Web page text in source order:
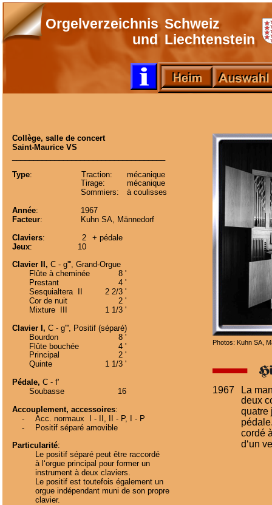
1967
La
deux
quatre
cordé
d‘un
Photos: Kuhn SA,
Collège, salle de concert
Saint-Maurice VS
Type: Traction:
mécanique
Tirage:
mécanique
Sommiers:
à coulisses
Année:
1967
Facteur:
Kuhn SA, Männedorf
Claviers: 2
+ pédale
Jeux:
10
Clavier II, C - g''', Grand-Orgue
Flûte à cheminée
8 '
Prestant
4 '
Sesquialtera  II
2 2/3 '
Cor de nuit
2 '
Mixture  III
1 1/3 '
Clavier I, C - g''', Positif (séparé)
Bourdon
8 '
Flûte bouchée
4 '
Principal
2 '
Quinte
1 1/3 '
Pédale, C - f'
Soubasse
16
Accouplement, accessoires:
    -
Acc. normaux  I - II, II - P, I - P
    -
Positif séparé amovible
Particularité:
Le positif séparé peut être raccordé
à l‘orgue principal pour former un
instrument à deux claviers.
Le positif est toutefois également un
orgue indépendant muni de son propre
clavier.
Orgelverzeichnis Schweiz
und Liechtenstein